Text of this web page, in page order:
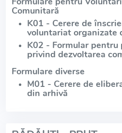
Comunitară
K01 - Cerere de
voluntariat organizate
K02 - Formular
privind dezvoltarea
Formulare diverse
M01 - Cerere de
din arhivă